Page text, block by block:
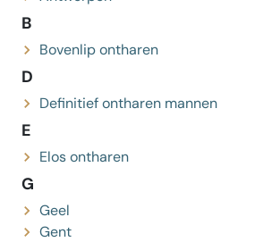
B
Bovenlip ontharen
D
Definitief ontharen mannen
E
Elos ontharen
G
Geel
Gent